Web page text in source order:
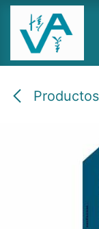
Ir al contenido